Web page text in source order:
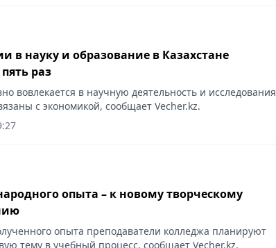
в науку и образование в Казахстане
раз
вовлекается в научную деятельность и исследования
с экономикой, сообщает Vecher.kz.
опыта – к новому творческому
опыта преподаватели колледжа планируют
тему в учебный процесс, сообщает Vecher.kz.